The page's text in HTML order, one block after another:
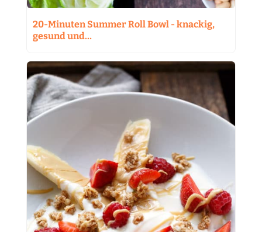
20-Minuten Summer Roll Bowl - knackig,
gesund und…